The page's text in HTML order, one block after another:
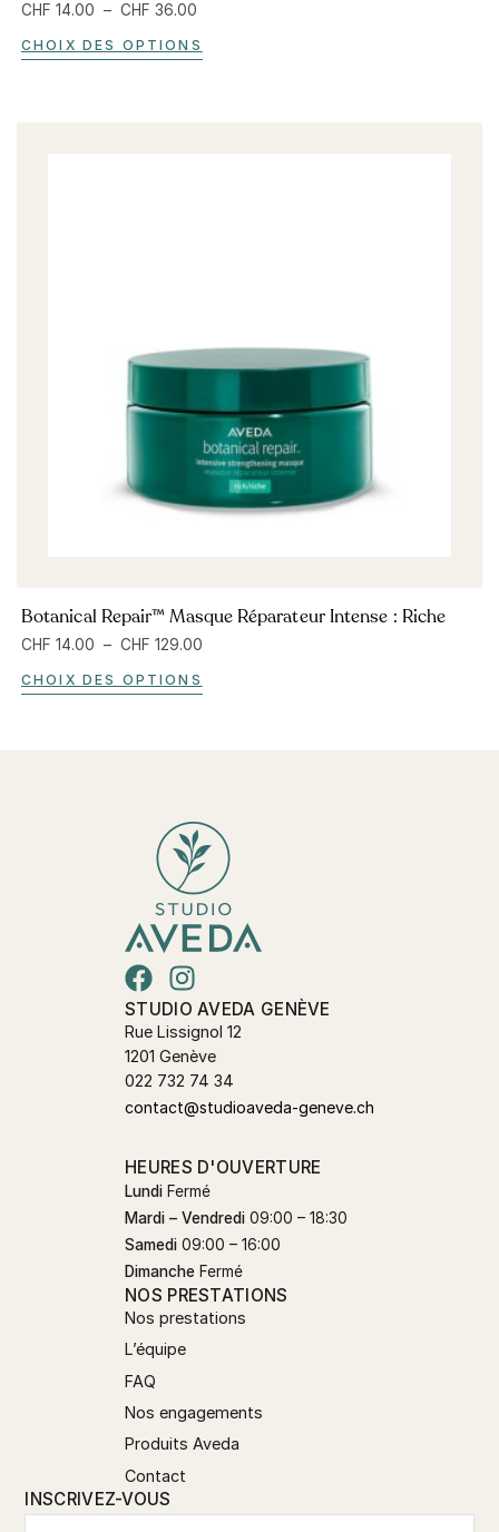
CHF 14.00 – CHF 36.00
CHOIX DES OPTIONS
Botanical Repair™ Masque Réparateur Intense : Riche
CHF 14.00 – CHF 129.00
CHOIX DES OPTIONS
STUDIO AVEDA GENÈVE
Rue Lissignol 12
1201 Genève
022 732 74 34
contact@studioaveda-geneve.ch
HEURES D'OUVERTURE
Lundi Fermé
Mardi – Vendredi 09:00 – 18:30
Samedi 09:00 – 16:00
Dimanche Fermé
NOS PRESTATIONS
Nos prestations
L’équipe
FAQ
Nos engagements
Produits Aveda
Contact
INSCRIVEZ-VOUS